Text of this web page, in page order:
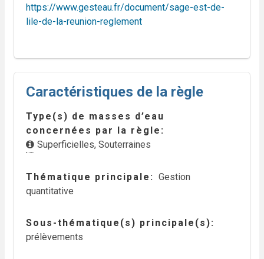
https://www.gesteau.fr/document/sage-est-de-
lile-de-la-reunion-reglement
Caractéristiques de la règle
Type(s) de masses d’eau
concernées par la règle
Superficielles, Souterraines
Thématique principale
Gestion
quantitative
Sous-thématique(s) principale(s)
prélèvements